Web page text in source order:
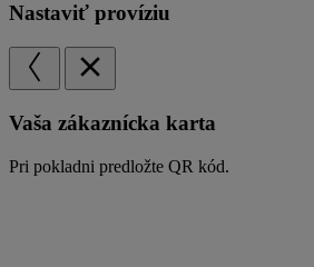
Nastaviť províziu
Vaša zákaznícka karta
Pri pokladni predložte QR kód.